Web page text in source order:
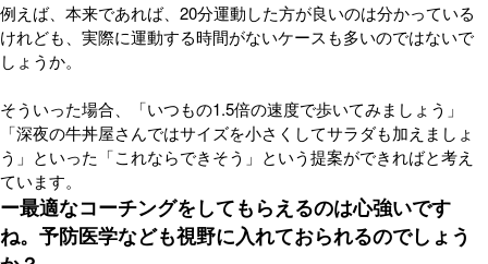
例えば、本来であれば、20分運動した方が良いのは分かっている
けれども、実際に運動する時間がないケースも多いのではないで
しょうか。
そういった場合、「いつもの1.5倍の速度で歩いてみましょう」
「深夜の牛丼屋さんではサイズを小さくしてサラダも加えましょ
う」といった「これならできそう」という提案ができればと考え
ています。
ー最適なコーチングをしてもらえるのは心強いです
ね。予防医学なども視野に入れておられるのでしょう